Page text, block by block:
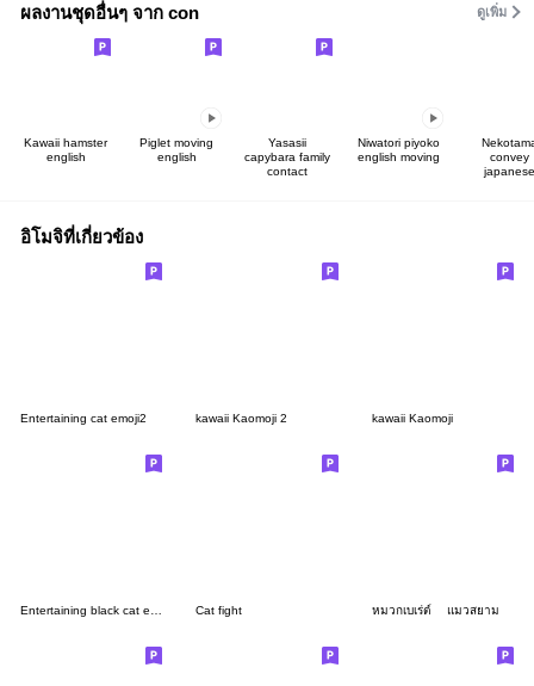
ผลงานชุดอื่นๆ จาก con ดูเพิ่ม
Kawaii hamster
english
Piglet moving
english
Yasasii
capybara family
contact
Niwatori piyoko
english moving
convey
japanese
อิโมจิที่เกี่ยวข้อง
Entertaining cat emoji2 kawaii Kaomoji 2 kawaii Kaomoji
Entertaining black cat emoji Cat fight หมวกเบเร่ต์ แมวสยาม